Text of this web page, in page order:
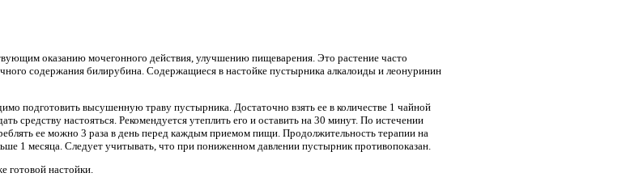
оказанию мочегонного действия, улучшению пищеварения. Это растение часто
содержания билирубина. Содержащиеся в настойке пустырника алкалоиды и леонуринин
подготовить высушенную траву пустырника. Достаточно взять ее в количестве 1 чайной
средству настояться. Рекомендуется утеплить его и оставить на 30 минут. По истечении
ее можно 3 раза в день перед каждым приемом пищи. Продолжительность терапии на
1 месяца. Следует учитывать, что при пониженном давлении пустырник противопоказан.
готовой настойки.